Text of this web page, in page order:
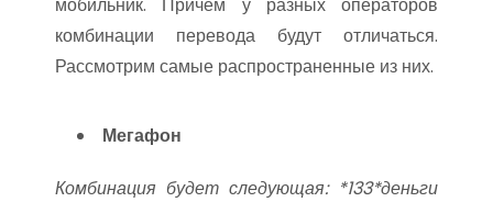
комбинации перевода будут отличаться.
Рассмотрим самые распространенные из них.
Мегафон
Комбинация будет следующая: *133*деньги